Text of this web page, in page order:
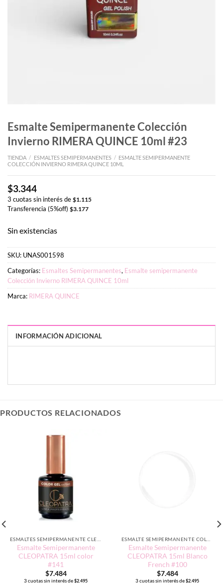
Esmalte Semipermanente Colección
Invierno RIMERA QUINCE 10ml #23
TIENDA / ESMALTES SEMIPERMANENTES / ESMALTE SEMIPERMANENTE
COLECCIÓN INVIERNO RIMERA QUINCE 10ML
$3.344
3 cuotas sin interés de $1.115
Transferencia (5%off) $3.177
Sin existencias
SKU: UNAS001598
Categorías: Esmaltes Semipermanentes, Esmalte semipermanente
Colección Invierno RIMERA QUINCE 10ml
Marca: RIMERA QUINCE
INFORMACIÓN ADICIONAL
PRODUCTOS RELACIONADOS
Esmalte Semipermanente
CLEOPATRA 15ml color
#141
$7.484
3 cuotas sin interés de $2.495
Esmalte Semipermanente
CLEOPATRA 15ml Blanco
French #100
$7.484
3 cuotas sin interés de $2.495